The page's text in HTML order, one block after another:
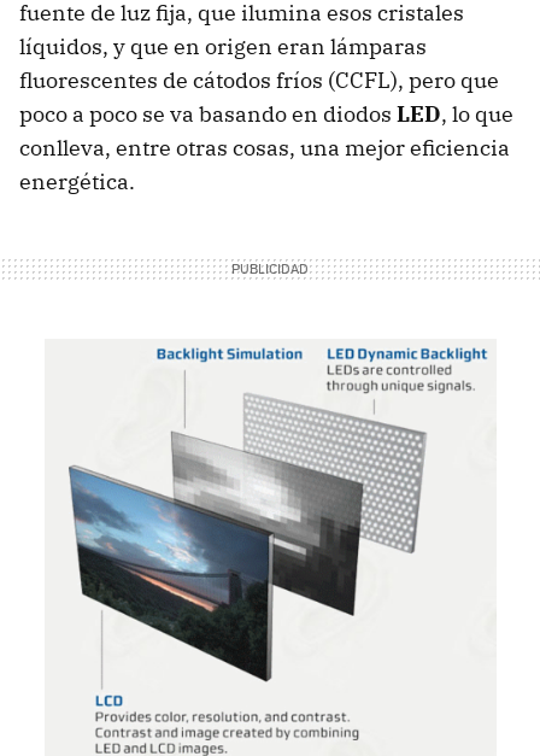
fuente de luz fija, que ilumina esos cristales
líquidos, y que en origen eran lámparas
fluorescentes de cátodos fríos (CCFL), pero que
poco a poco se va basando en diodos LED, lo que
conlleva, entre otras cosas, una mejor eficiencia
energética.